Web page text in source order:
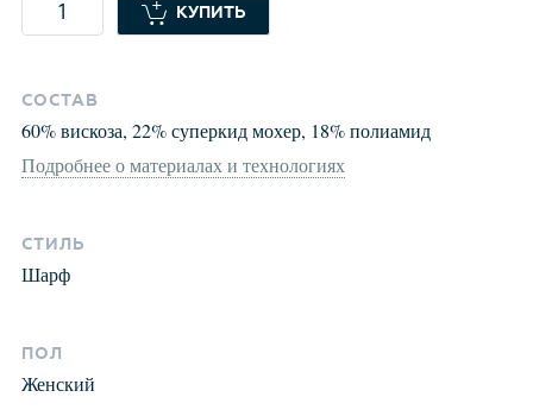
КУПИТЬ
СОСТАВ
60%вискоза, 22%суперкид мохер, 18%полиамид
Подробнее о материалах и технологиях
СТИЛЬ
Шарф
ПОЛ
Женский